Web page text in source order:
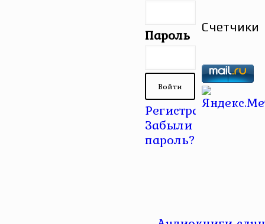
Пароль
Регистрация |
Забыли
пароль?
Счетчики